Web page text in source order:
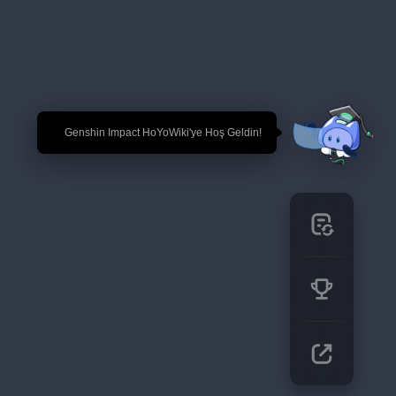
🎉 Genshin Impact HoYoWiki'ye Hoş Geldin!